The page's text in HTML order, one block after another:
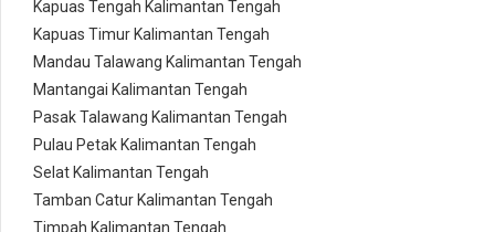
Kapuas Tengah Kalimantan Tengah
Kapuas Timur Kalimantan Tengah
Mandau Talawang Kalimantan Tengah
Mantangai Kalimantan Tengah
Pasak Talawang Kalimantan Tengah
Pulau Petak Kalimantan Tengah
Selat Kalimantan Tengah
Tamban Catur Kalimantan Tengah
Timpah Kalimantan Tengah